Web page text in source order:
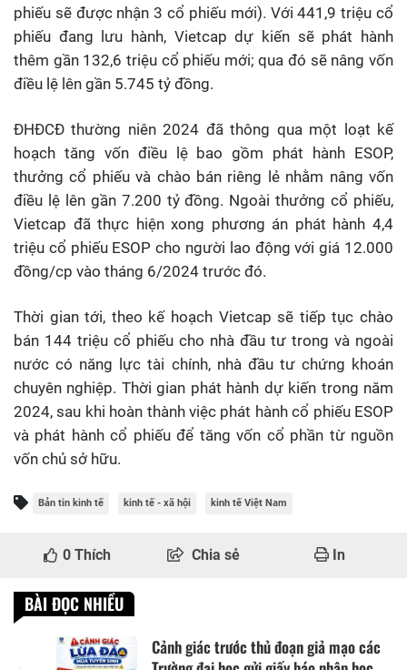
phiếu sẽ được nhận 3 cổ phiếu mới). Với 441,9 triệu cổ
phiếu đang lưu hành, Vietcap dự kiến sẽ phát hành
thêm gần 132,6 triệu cổ phiếu mới; qua đó sẽ nâng vốn
điều lệ lên gần 5.745 tỷ đồng.
ĐHĐCĐ thường niên 2024 đã thông qua một loạt kế
hoạch tăng vốn điều lệ bao gồm phát hành ESOP,
thưởng cổ phiếu và chào bán riêng lẻ nhằm nâng vốn
điều lệ lên gần 7.200 tỷ đồng. Ngoài thưởng cổ phiếu,
Vietcap đã thực hiện xong phương án phát hành 4,4
triệu cổ phiếu ESOP cho người lao động với giá 12.000
đồng/cp vào tháng 6/2024 trước đó.
Thời gian tới, theo kế hoạch Vietcap sẽ tiếp tục chào
bán 144 triệu cổ phiếu cho nhà đầu tư trong và ngoài
nước có năng lực tài chính, nhà đầu tư chứng khoán
chuyên nghiệp. Thời gian phát hành dự kiến trong năm
2024, sau khi hoàn thành việc phát hành cổ phiếu ESOP
và phát hành cổ phiếu để tăng vốn cổ phần từ nguồn
vốn chủ sở hữu.
Bản tin kinh tế kinh tế - xã hội kinh tế Việt Nam
0 Thích Chia sẻ In
BÀI ĐỌC NHIỀU
Cảnh giác trước thủ đoạn giả mạo các